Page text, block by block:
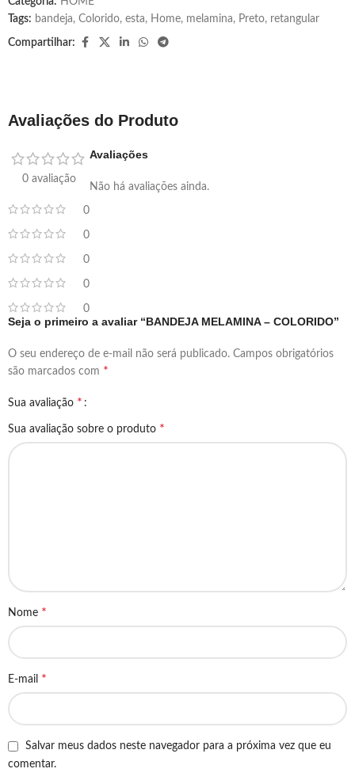
Tags: bandeja, Colorido, esta, Home, melamina, Preto, retangular
Compartilhar:
Avaliações do Produto
0 avaliação
0
0
0
0
0
Avaliações
Não há avaliações ainda.
Seja o primeiro a avaliar “BANDEJA MELAMINA – COLORIDO”
O seu endereço de e-mail não será publicado. Campos obrigatórios
são marcados com *
Sua avaliação *
Sua avaliação sobre o produto *
Nome *
E-mail *
Salvar meus dados neste navegador para a próxima vez que eu
comentar.